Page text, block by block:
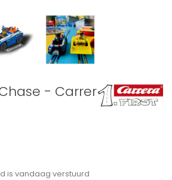
- Carrera
is vandaag verstuurd